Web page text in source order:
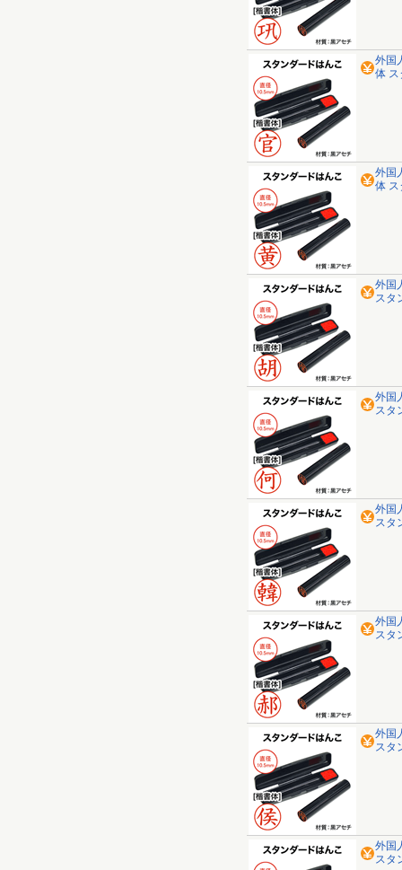
外国
体 ス
外国
体 ス
外国
スタ
外国
スタ
外国
スタ
外国
スタ
外国
スタ
外国
スタ